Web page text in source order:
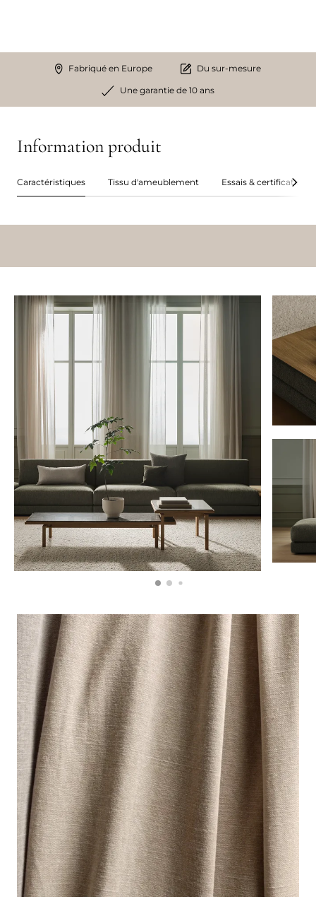
Fabriqué en Europe Du sur-mesure
Une garantie de 10 ans
Information produit
Caractéristiques Tissu d'ameublement Essais & certifications